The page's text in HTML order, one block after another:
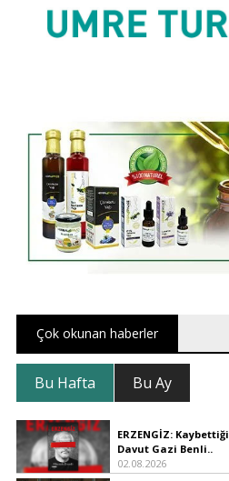
Çok okunan haberler
Bu Hafta Bu Ay
ERZENGİZ:
Davut Gazi Benli..
02.08.2026